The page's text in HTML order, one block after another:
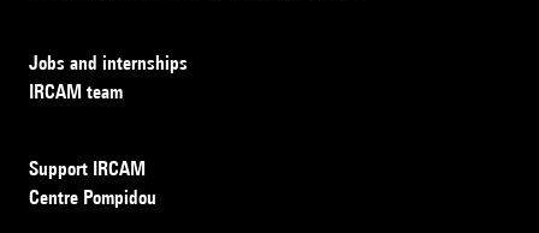
Jobs and internships
IRCAM team
Support IRCAM
Centre Pompidou